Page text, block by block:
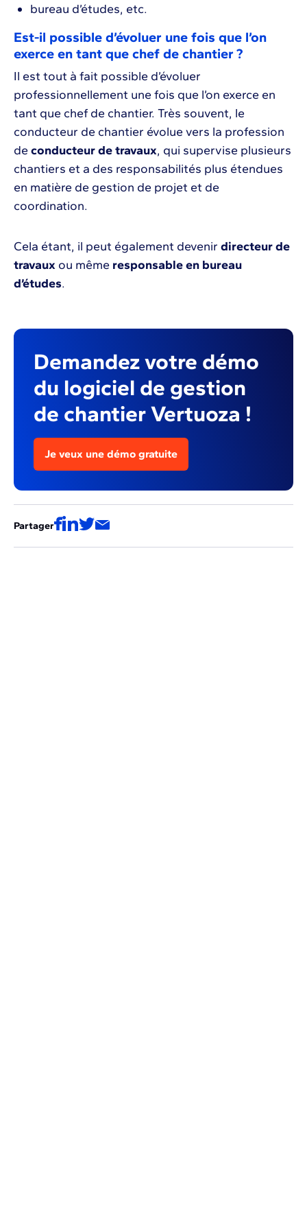
bureau d’études, etc.
Est-il possible d’évoluer une fois que l’on
exerce en tant que chef de chantier ?
Il est tout à fait possible d’évoluer
professionnellement une fois que l’on exerce en
tant que chef de chantier. Très souvent, le
conducteur de chantier évolue vers la profession
de conducteur de travaux, qui supervise plusieurs
chantiers et a des responsabilités plus étendues
en matière de gestion de projet et de
coordination.
Cela étant, il peut également devenir directeur de
travaux ou même responsable en bureau
d’études.
Demandez votre démo
du logiciel de gestion
de chantier Vertuoza !
Je veux une démo gratuite
Partager